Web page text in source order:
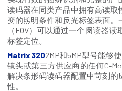
读码器在同类产品中拥有高读取
变的照明条件和反光标签表面。
（FOV）可以通过一个阅读器
标签定位。
Matrix 3202MP和5MP型号能够
镜头或第三方供应商的任何C-
解决条形码读码器配置中苛刻的
性。